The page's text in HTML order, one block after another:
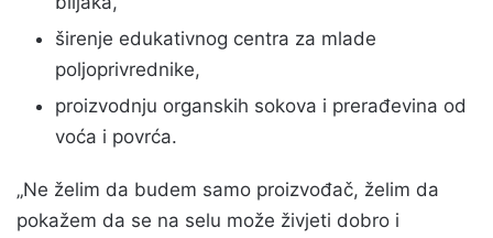
širenje edukativnog centra za mlade
poljoprivrednike,
proizvodnju organskih sokova i prerađevina od
voća i povrća.
„Ne želim da budem samo proizvođač, želim da
pokažem da se na selu može živjeti dobro i